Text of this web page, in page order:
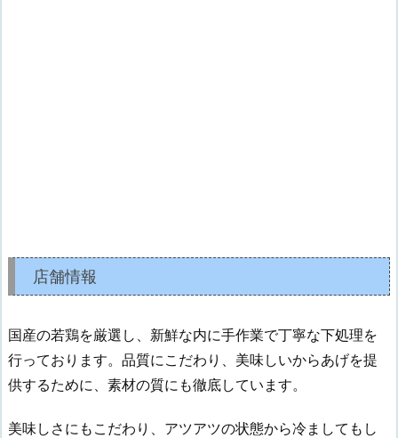
店舗情報
国産の若鶏を厳選し、新鮮な内に手作業で丁寧な下処理を
行っております。品質にこだわり、美味しいからあげを提
供するために、素材の質にも徹底しています。
美味しさにもこだわり、アツアツの状態から冷ましてもし